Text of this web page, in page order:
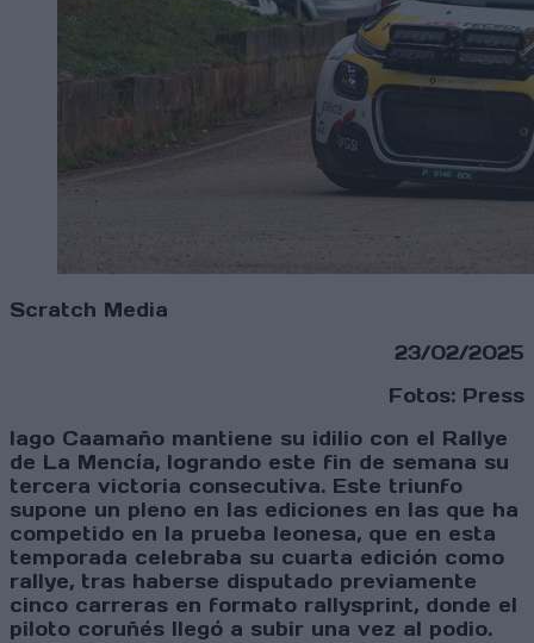
Scratch Media
23/02/2025
Fotos: Press
Iago Caamaño mantiene su idilio con el Rallye
de La Mencía, logrando este fin de semana su
tercera victoria consecutiva. Este triunfo
supone un pleno en las ediciones en las que ha
competido en la prueba leonesa, que en esta
temporada celebraba su cuarta edición como
rallye, tras haberse disputado previamente
cinco carreras en formato rallysprint, donde el
piloto coruñés llegó a subir una vez al podio.